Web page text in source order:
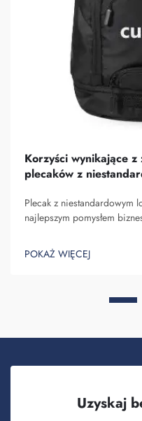
Korzyści wynikające
plecaków z
Plecak z niestandardowym
najlepszym pomysłem
Saipulang Trading to firma,
takich plecaków w celu
POKAŻ WIĘCEJ
Uzyskaj